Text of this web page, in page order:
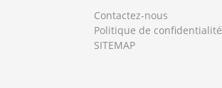
Contactez-nous
Politique de confidentialité
SITEMAP